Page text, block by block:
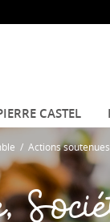
CASTEL
/ Actions soutenues